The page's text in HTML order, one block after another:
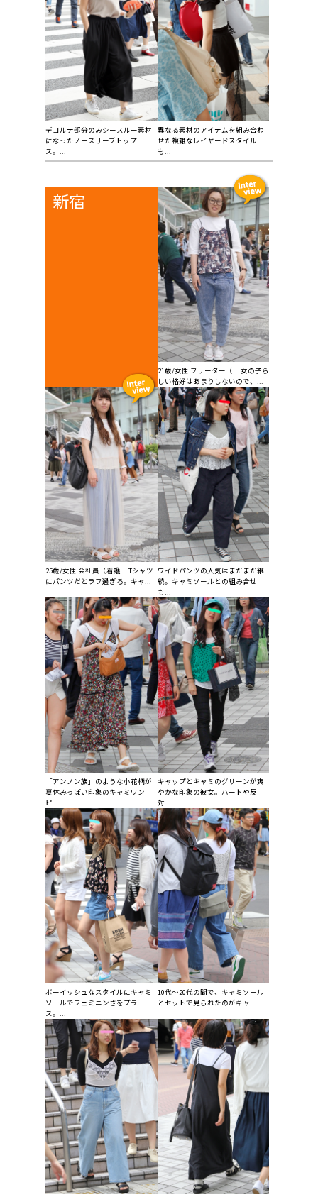
デコルテ部分のみシースルー素材
になったノースリーブトップ
ス。...
異なる素材のアイテムを組み合わ
せた複雑なレイヤードスタイル
も...
新宿
21歳/女性 フリーター（... 女の子ら
しい格好はあまりしないので、...
25歳/女性 会社員（看護... Tシャツ
にパンツだとラフ過ぎる。キャ...
ワイドパンツの人気はまだまだ継
続。キャミソールとの組み合せ
も...
「アンノン族」のような小花柄が
夏休みっぽい印象のキャミワン
ピ...
キャップとキャミのグリーンが爽
やかな印象の彼女。ハートや反
対...
ボーイッシュなスタイルにキャミ
ソールでフェミニンさをプラ
ス。...
10代〜20代の間で、キャミソール
とセットで見られたのがキャ...